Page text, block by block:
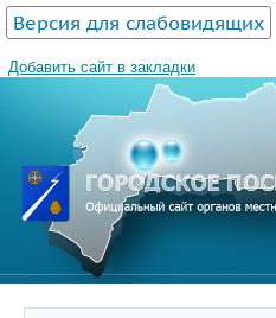
Версия для слабовидящих
Добавить сайт в закладки